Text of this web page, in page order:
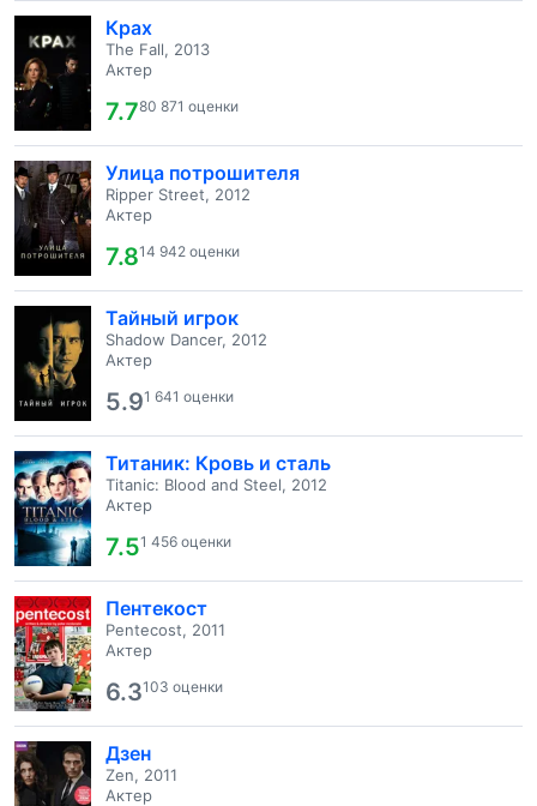
Крах
The Fall, 2013
Актер
7.780 871 оценки
Улица потрошителя
Ripper Street, 2012
Актер
7.814 942 оценки
Тайный игрок
Shadow Dancer, 2012
Актер
5.91 641 оценки
Титаник: Кровь и сталь
Titanic: Blood and Steel, 2012
Актер
7.51 456 оценки
Пентекост
Pentecost, 2011
Актер
6.3103 оценки
Дзен
Zen, 2011
Актер